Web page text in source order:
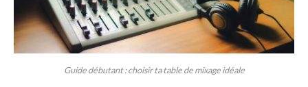
Guide débutant : choisir ta table de mixage idéale